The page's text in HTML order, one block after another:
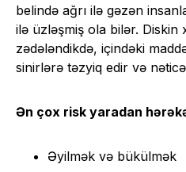
belində ağrı ilə gəzən
ilə üzləşmiş ola bilər. Diskin
zədələndikdə, içindəki
sinirlərə təzyiq edir və
Ən çox risk yaradan
Əyilmək və bükülmək